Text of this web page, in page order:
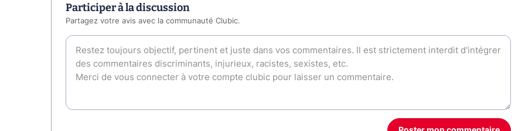
Participer à la discussion
Partagez votre avis avec la communauté Clubic.